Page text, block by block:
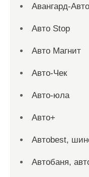
Авангард-Авто
Авто Stop
Авто Магнит
Авто-Чек
Авто-юла
Авто+
Автоbest,
Автобаня,